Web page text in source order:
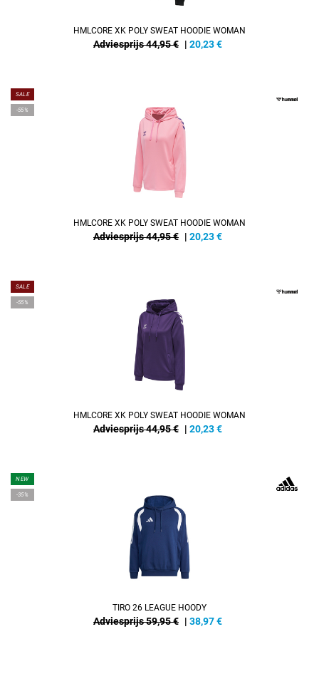
HMLCORE XK POLY SWEAT HOODIE WOMAN
Adviesprijs 44,95 € | 20,23€
SALE
-55%
HMLCORE XK POLY SWEAT HOODIE WOMAN
Adviesprijs 44,95 € | 20,23€
SALE
-55%
HMLCORE XK POLY SWEAT HOODIE WOMAN
Adviesprijs 44,95 € | 20,23€
NEW
-35%
TIRO 26 LEAGUE HOODY
Adviesprijs 59,95 € | 38,97€